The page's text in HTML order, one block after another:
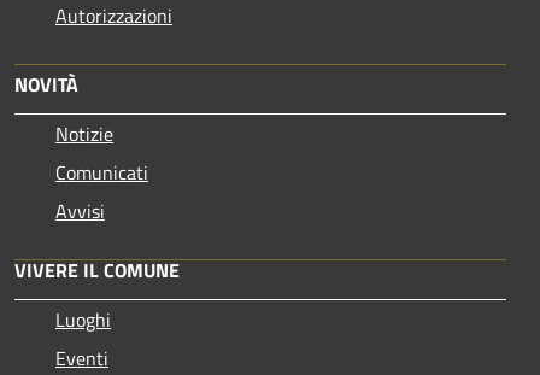
Autorizzazioni
NOVITÀ
Notizie
Comunicati
Avvisi
VIVERE IL COMUNE
Luoghi
Eventi